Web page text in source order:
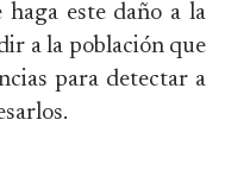
este daño a la
a la población que
para detectar a